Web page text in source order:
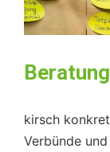
Beratung
kirsch
Verbünde